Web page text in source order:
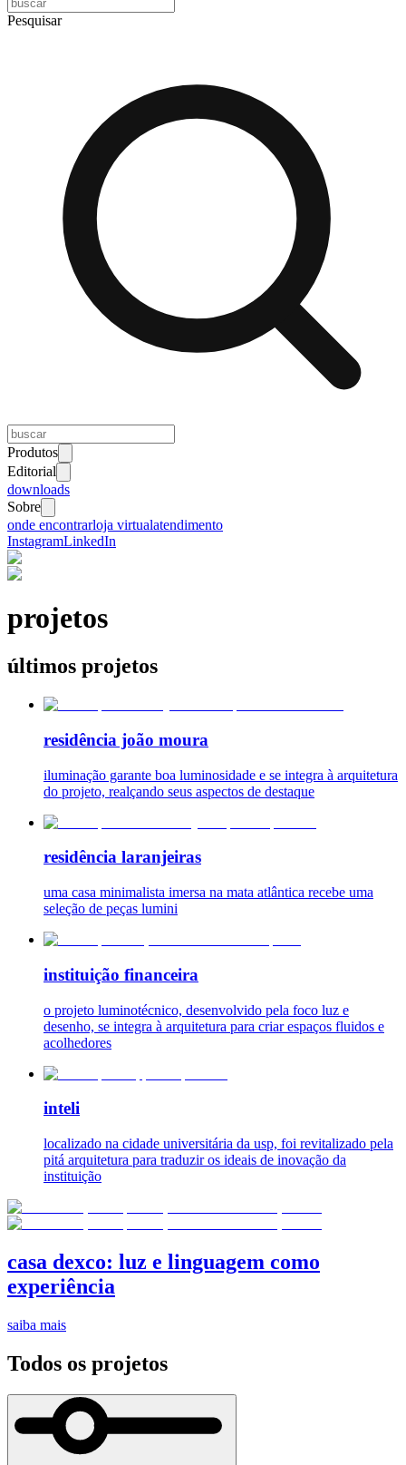
Pesquisar
Produtos
Editorial
downloads
Sobre
onde encontrarloja virtualatendimento
InstagramLinkedIn
projetos
últimos projetos
residência joão moura
iluminação garante boa luminosidade e se integra à arquitetura
do projeto, realçando seus aspectos de destaque
residência laranjeiras
uma casa minimalista imersa na mata atlântica recebe uma
seleção de peças lumini
instituição financeira
o projeto luminotécnico, desenvolvido pela foco luz e
desenho, se integra à arquitetura para criar espaços fluidos e
acolhedores
inteli
localizado na cidade universitária da usp, foi revitalizado pela
pitá arquitetura para traduzir os ideais de inovação da
instituição
casa dexco: luz e linguagem como
experiência
saiba mais
Todos os projetos